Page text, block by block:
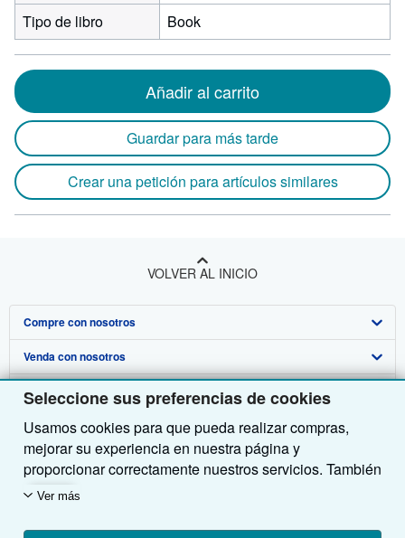
Seleccione sus preferencias de cookies
Usamos cookies para que pueda realizar compras,
mejorar su experiencia en nuestra página y
proporcionar correctamente nuestros servicios. También
utilizamos cookies para comprender el modo en que los
midiendo las visitas al sitio) y así poder realizar
Ver más
Tipo de libro
Book
Añadir al carrito
Guardar para más tarde
Crear una petición para artículos similares
VOLVER AL INICIO
Compre con nosotros
Búsqueda avanzada
Colecciones
Mi cuenta
Mis pedidos
Ver carrito
Venda con nosotros
Comenzar a vender
Únase a nuestro programa de afiliados
Recomiende un vendedor
Sobre nosotros
Sobre IberLibro
Medios
Empleo
Política de Privacidad
Obtener Ayuda
Preguntas frecuentes y guías
Atención al Cliente
Otras compañías de AbeBooks
AbeBooks.com
AbeBooks.co.uk
Siga a IberLibro